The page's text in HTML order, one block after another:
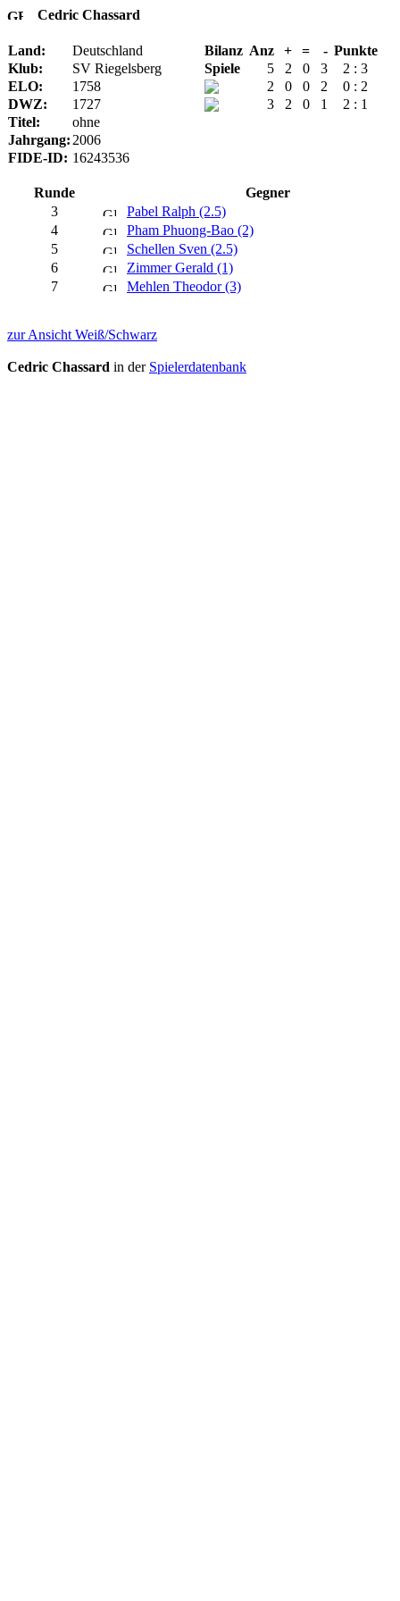
Cedric Chassard
Land: Deutschland Bilanz Anz + = - Punkte
Klub:
SV Riegelsberg Spiele 5 2 0 3
2 : 3
ELO:
1758 2 0 0 2
0 : 2
DWZ:
1727 3 2 0 1
2 : 1
Titel:
ohne
Jahrgang: 2006
FIDE-ID: 16243536
Runde
Gegner
3
Pabel Ralph (2.5)
4
Pham Phuong-Bao (2)
5
Schellen Sven (2.5)
6
Zimmer Gerald (1)
7
Mehlen Theodor (3)
zur Ansicht Weiß/Schwarz
Cedric Chassard in der Spielerdatenbank